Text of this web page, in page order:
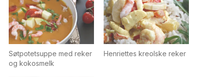
Søtpotetsuppe med reker
og kokosmelk
Henriettes kreolske reker